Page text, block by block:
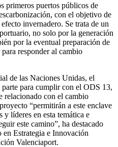
primeros puertos públicos de
con el objetivo de
invernadero. Se trata de un
no solo por la generación
por la eventual preparación de
responder al cambio
de las Naciones Unidas, el
para cumplir con el ODS 13,
relacionado con el cambio
“permitirán a este enclave
y líderes en esta temática e
este camino”, ha destacado
en Estrategia e Innovación
Valenciaport.